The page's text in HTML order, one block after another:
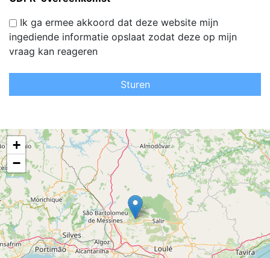
Ik ga ermee akkoord dat deze website mijn
ingediende informatie opslaat zodat deze op mijn
vraag kan reageren
Sturen
+
−